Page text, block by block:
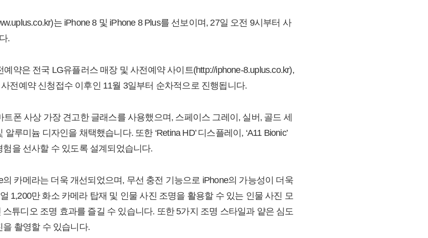
는 iPhone 8 및 iPhone 8 Plus를 선보이며, 27일 오전 9시부터 사
.
예약은 전국 LG유플러스 매장 및 사전예약 사이트(http://iphone-8.uplus.co.kr),
전예약 신청접수 이후인 11월 3일부터 순차적으로 진행됩니다.
트폰 사상 가장 견고한 글래스를 사용했으며, 스페이스 그레이, 실버, 골드 세
루미늄 디자인을 채택했습니다. 또한 ‘Retina HD’ 디스플레이, ‘A11 Bionic’
을 선사할 수 있도록 설계되었습니다.
카메라는 더욱 개선되었으며, 무선 충전 기능으로 iPhone의 가능성이 더욱
1,200만 화소 카메라 탑재 및 인물 사진 조명을 활용할 수 있는 인물 사진 모
튜디오 조명 효과를 즐길 수 있습니다. 또한 5가지 조명 스타일과 얕은 심도
촬영할 수 있습니다.